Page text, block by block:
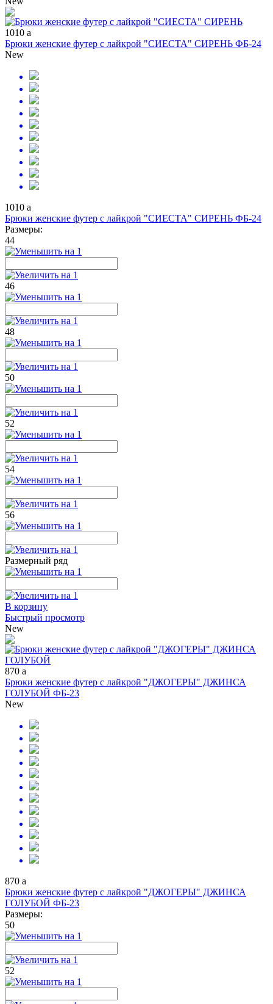
1010 a
Брюки женские футер с лайкрой "СИЕСТА" СИРЕНЬ ФБ-24
New
1010 a
Брюки женские футер с лайкрой "СИЕСТА" СИРЕНЬ ФБ-24
Размеры:
44
46
48
50
52
54
56
Размерный ряд
В корзину
Быстрый просмотр
New
870 a
Брюки женские футер с лайкрой "ДЖОГЕРЫ" ДЖИНСА
ГОЛУБОЙ ФБ-23
New
870 a
Брюки женские футер с лайкрой "ДЖОГЕРЫ" ДЖИНСА
ГОЛУБОЙ ФБ-23
Размеры:
50
52